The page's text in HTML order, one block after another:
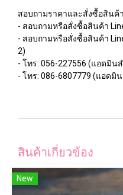
สอบถามราคาและสั่งซื้อสินค้า
- สอบถามหรือสั่งซื้อสินค้า
- สอบถามหรือสั่งซื้อสินค้า
2)
- โทร: 056-227556 (แอดมิน
- โทร: 086-6807779 (แอดมิ
สินค้าเกี่ยวข้อง
New